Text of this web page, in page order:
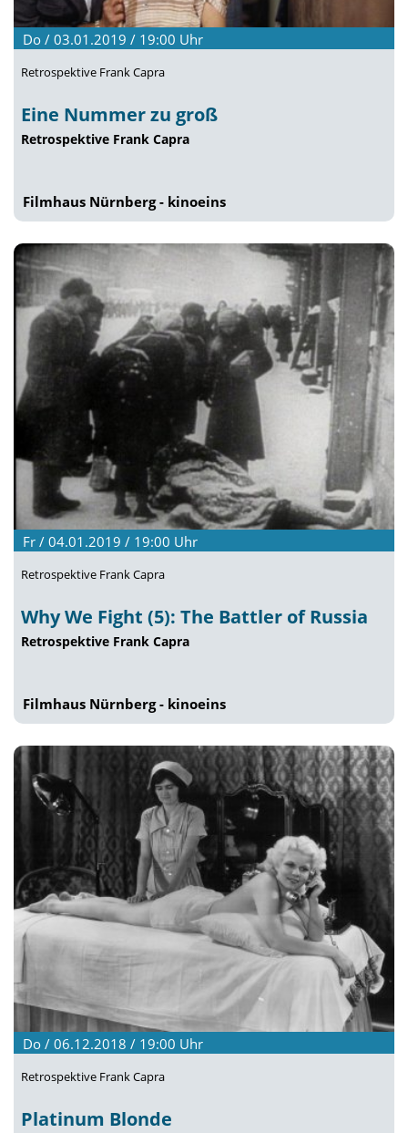
Do / 03.01.2019 / 19:00 Uhr
Retrospektive Frank Capra
Eine Nummer zu groß
Retrospektive Frank Capra
Filmhaus Nürnberg - kinoeins
Fr / 04.01.2019 / 19:00 Uhr
Retrospektive Frank Capra
Why We Fight (5): The Battler of Russia
Retrospektive Frank Capra
Filmhaus Nürnberg - kinoeins
Do / 06.12.2018 / 19:00 Uhr
Retrospektive Frank Capra
Platinum Blonde